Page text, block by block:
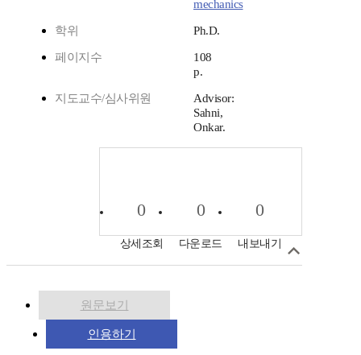
mechanics
학위 Ph.D.
페이지수
108
p.
지도교수/심사위원
Advisor:
Sahni,
Onkar.
0
상세조회
0
다운로드
0
내보내기
원문보기
인용하기